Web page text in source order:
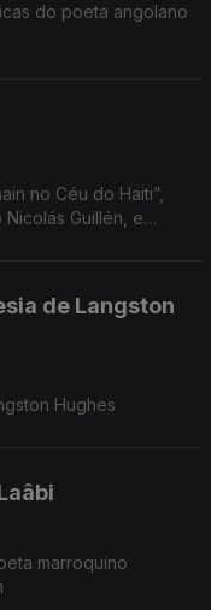
do poeta angolano
no Céu do Haiti”,
Guillén, e
de Langston
Hughes
marroquino